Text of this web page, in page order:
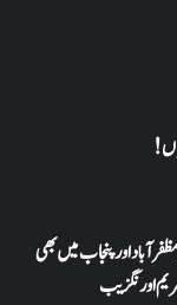
اور پنجاب میں بھی
اورنگزیب